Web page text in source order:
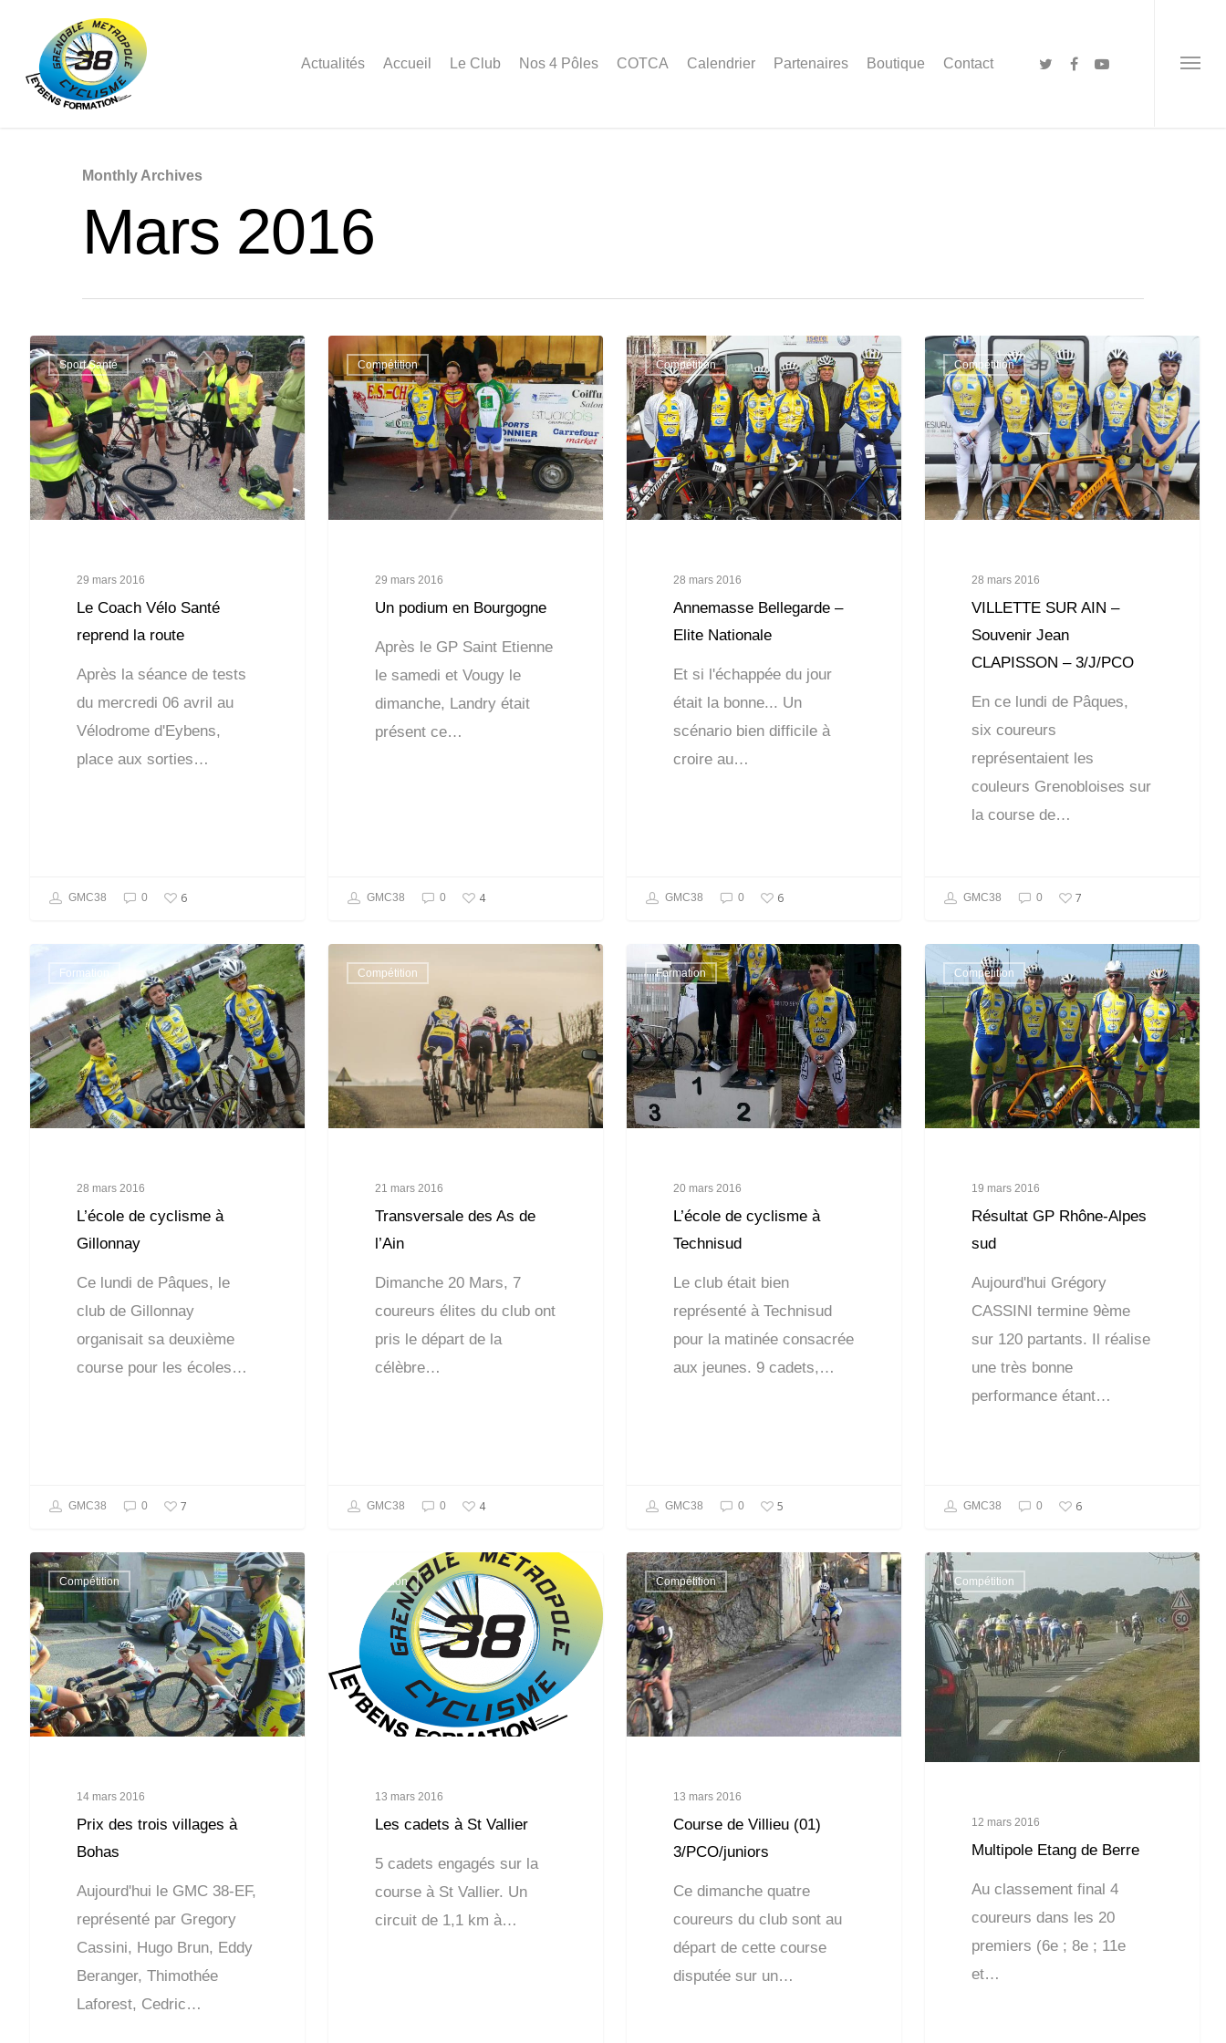
Actualités Accueil Le Club Nos 4 Pôles COTCA Calendrier Partenaires Boutique Contact
Monthly Archives
Mars 2016
Sport Santé
29 mars 2016
Le Coach Vélo Santé
reprend la route
Après la séance de tests
du mercredi 06 avril au
Vélodrome d'Eybens,
place aux sorties…
GMC38 0 6
Compétition
29 mars 2016
Un podium en Bourgogne
Après le GP Saint Etienne
le samedi et Vougy le
dimanche, Landry était
présent ce…
GMC38 0 4
Compétition
28 mars 2016
Annemasse Bellegarde –
Elite Nationale
Et si l'échappée du jour
était la bonne... Un
scénario bien difficile à
croire au…
GMC38 0 6
Compétition
28 mars 2016
VILLETTE SUR AIN –
Souvenir Jean
CLAPISSON – 3/J/PCO
En ce lundi de Pâques,
six coureurs
représentaient les
couleurs Grenobloises sur
la course de…
GMC38 0 7
Formation
28 mars 2016
L’école de cyclisme à
Gillonnay
Ce lundi de Pâques, le
club de Gillonnay
organisait sa deuxième
course pour les écoles…
GMC38 0 7
Compétition
21 mars 2016
Transversale des As de
l’Ain
Dimanche 20 Mars, 7
coureurs élites du club ont
pris le départ de la
célèbre…
GMC38 0 4
Formation
20 mars 2016
L’école de cyclisme à
Technisud
Le club était bien
représenté à Technisud
pour la matinée consacrée
aux jeunes. 9 cadets,…
GMC38 0 5
Compétition
19 mars 2016
Résultat GP Rhône-Alpes
sud
Aujourd'hui Grégory
CASSINI termine 9ème
sur 120 partants. Il réalise
une très bonne
performance étant…
GMC38 0 6
Compétition
14 mars 2016
Prix des trois villages à
Bohas
Aujourd'hui le GMC 38-EF,
représenté par Gregory
Cassini, Hugo Brun, Eddy
Beranger, Thimothée
Laforest, Cedric…
Formation
13 mars 2016
Les cadets à St Vallier
5 cadets engagés sur la
course à St Vallier. Un
circuit de 1,1 km à…
Compétition
13 mars 2016
Course de Villieu (01)
3/PCO/juniors
Ce dimanche quatre
coureurs du club sont au
départ de cette course
disputée sur un…
Compétition
12 mars 2016
Multipole Etang de Berre
Au classement final 4
coureurs dans les 20
premiers (6e ; 8e ; 11e
et…